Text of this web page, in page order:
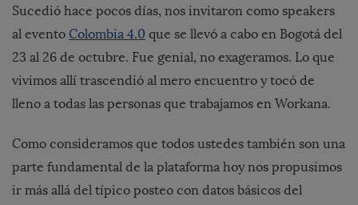
Sucedió hace pocos días, nos invitaron como speakers
al evento Colombia 4.0 que se llevó a cabo en Bogotá del
23 al 26 de octubre. Fue genial, no exageramos. Lo que
vivimos allí trascendió al mero encuentro y tocó de
lleno a todas las personas que trabajamos en Workana.
Como consideramos que todos ustedes también son una
parte fundamental de la plataforma hoy nos propusimos
ir más allá del típico posteo con datos básicos del